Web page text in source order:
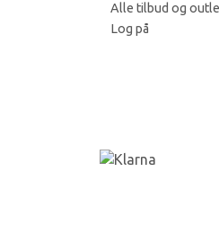
Alle tilbud og
Log på